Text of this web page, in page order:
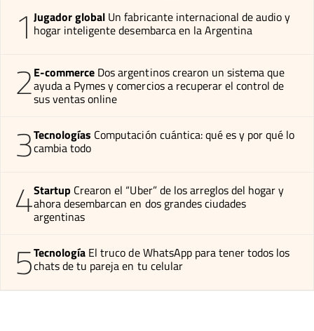
1 Jugador global Un fabricante internacional de audio y
hogar inteligente desembarca en la Argentina
2E-commerce Dos argentinos crearon un sistema que
ayuda a Pymes y comercios a recuperar el control de
sus ventas online
3Tecnologías Computación cuántica: qué es y por qué lo
cambia todo
4Startup Crearon el “Uber” de los arreglos del hogar y
ahora desembarcan en dos grandes ciudades
argentinas
5Tecnología El truco de WhatsApp para tener todos los
chats de tu pareja en tu celular